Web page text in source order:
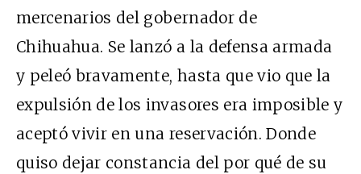
mercenarios del gobernador de
Chihuahua. Se lanzó a la defensa armada
y peleó bravamente, hasta que vio que la
expulsión de los invasores era imposible y
aceptó vivir en una reservación. Donde
quiso dejar constancia del por qué de su